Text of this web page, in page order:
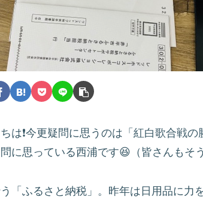
は❗️今更疑問に思うのは「紅白歌合戦
に思っている西浦です😆（皆さんもそ
「ふるさと納税」。昨年は日用品に力